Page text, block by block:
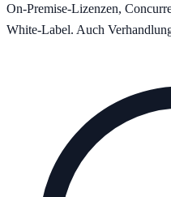
On-Premise-Lizenzen,
White-Label. Auch